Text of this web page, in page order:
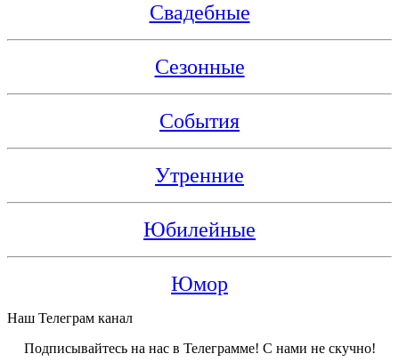
Свадебные
Сезонные
События
Утренние
Юбилейные
Юмор
Наш Телеграм канал
Подписывайтесь на нас в Телеграмме! С нами не скучно!